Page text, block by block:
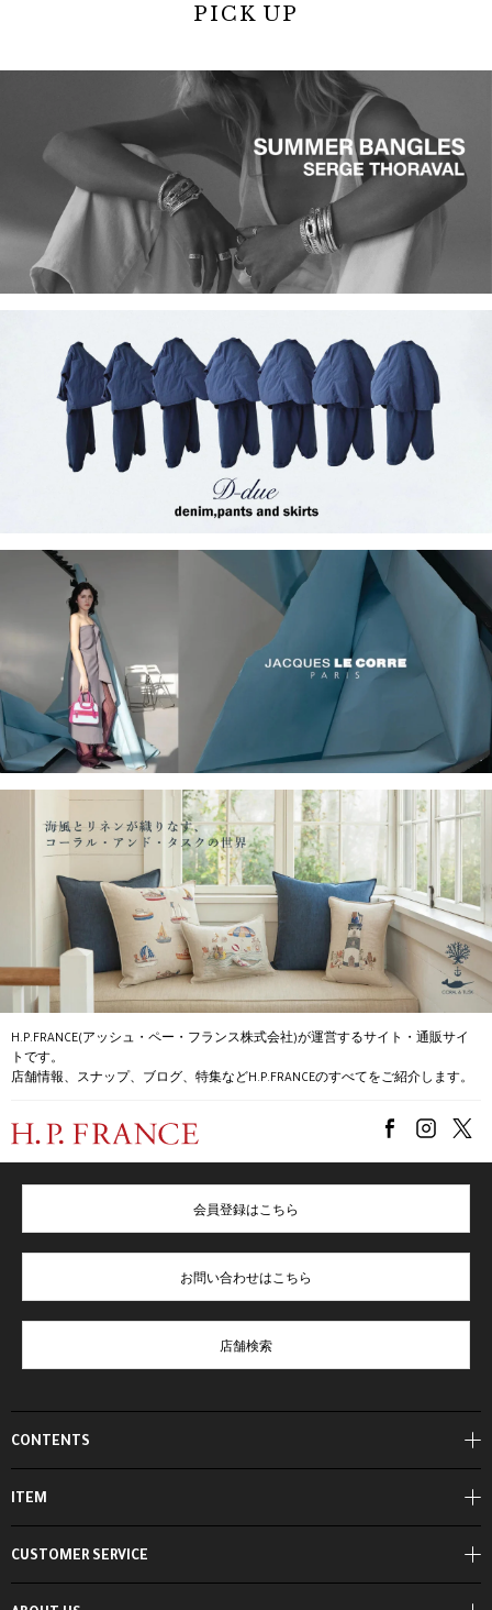
PICK UP
H.P.FRANCE(アッシュ・ペー・フランス株式会社)が運営するサイト・通販サイ
トです。
店舗情報、スナップ、ブログ、特集などH.P.FRANCEのすべてをご紹介します。
CONTENTS
ITEM
会員登録はこちら
お問い合わせはこちら
店舗検索
CUSTOMER SERVICE